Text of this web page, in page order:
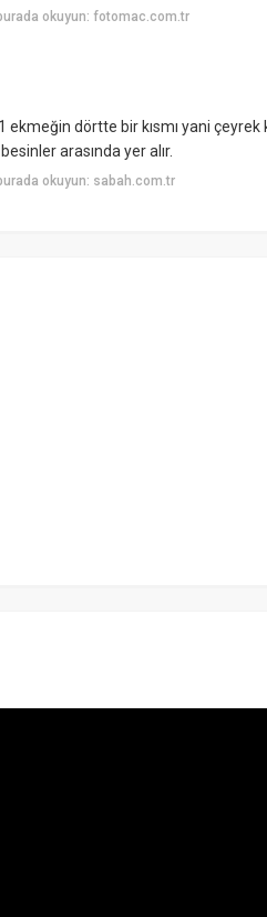
okuyun: fotomac.com.tr
dörtte bir kısmı yani çeyrek
arasında yer alır.
okuyun: sabah.com.tr